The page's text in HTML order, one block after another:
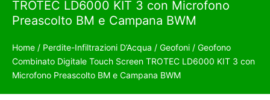
TROTEC LD6000 KIT 3 con Microfono
Preascolto BM e Campana BWM
Home / Perdite-Infiltrazioni D’Acqua / Geofoni / Geofono
Combinato Digitale Touch Screen TROTEC LD6000 KIT 3 con
Microfono Preascolto BM e Campana BWM